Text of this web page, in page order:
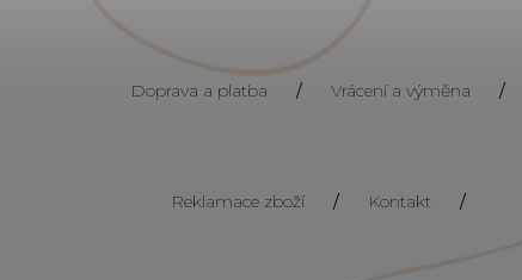
Doprava a platba / Vrácení a výměna /
Reklamace zboží / Kontakt /